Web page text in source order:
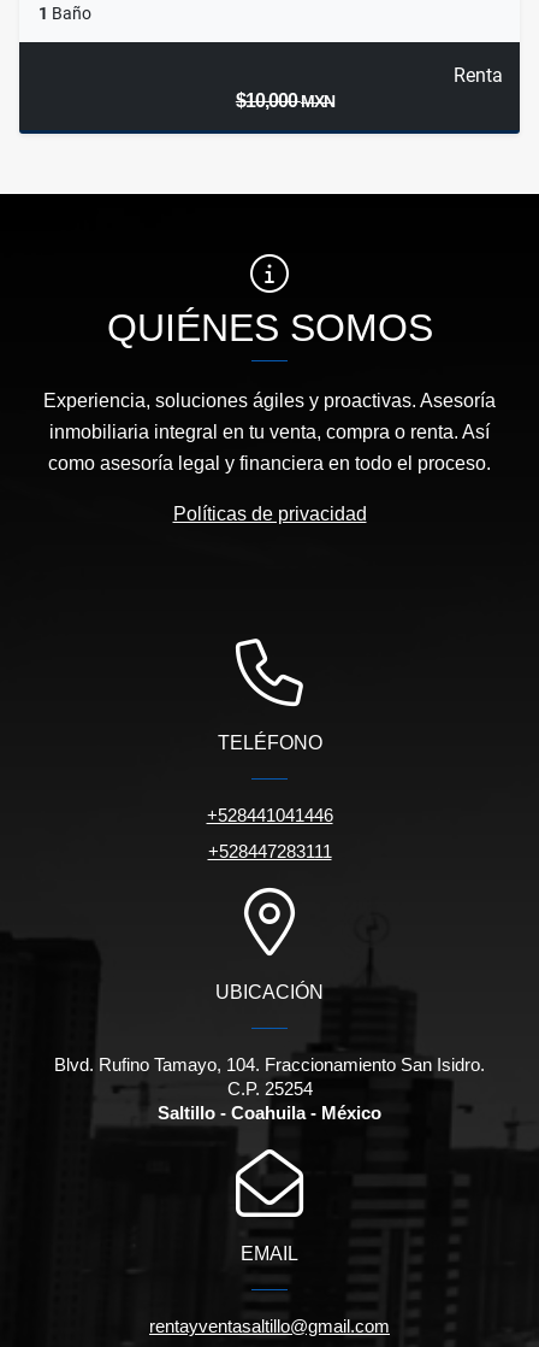
1 Baño
Renta
$10,000MXN
QUIÉNES SOMOS
Experiencia, soluciones ágiles y proactivas. Asesoría
inmobiliaria integral en tu venta, compra o renta. Así
como asesoría legal y financiera en todo el proceso.
Políticas de privacidad
TELÉFONO
+528441041446
+528447283111
UBICACIÓN
Blvd. Rufino Tamayo, 104. Fraccionamiento San Isidro.
C.P. 25254
Saltillo - Coahuila - México
EMAIL
rentayventasaltillo@gmail.com